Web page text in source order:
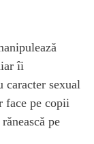
îi
caracter sexual
face pe copii
pe